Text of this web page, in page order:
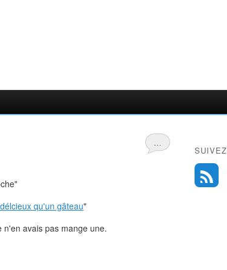
…
qu'un gâteau"
avais pas mange une.